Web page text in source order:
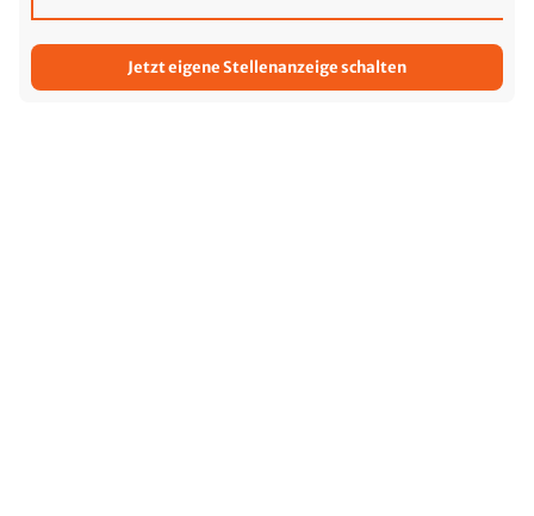
Jetzt eigene Stellenanzeige schalten